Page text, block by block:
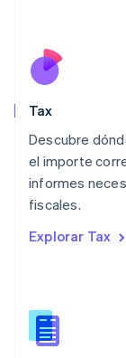
Tax
Descubre
el importe
informes
fiscales.
Explorar Tax
Français
Malasia
English
México
Español
Noruega
English
Nueva
English
English
Portugal